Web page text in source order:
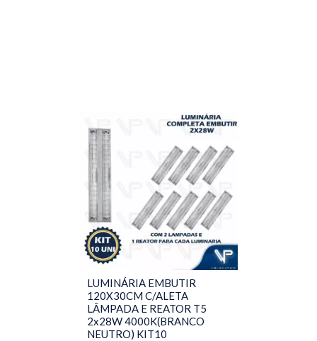
LUMINÁRIA EMBUTIR
120X30CM C/ALETA
LÂMPADA E REATOR T5
2x28W 4000K(BRANCO
NEUTRO) KIT10